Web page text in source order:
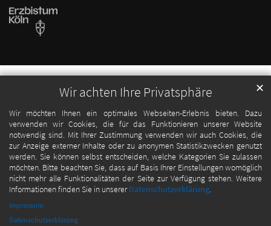
Wir achten Ihre Privatsphäre
Wir möchten Ihnen ein optimales Webseiten-Erlebnis bieten. Dazu
verwenden wir Cookies, die für das Funktionieren unserer Website
notwendig sind. Mit Ihrer Zustimmung verwenden wir auch Cookies, die
zur Anzeige externer Inhalte oder zu anonymen Statistikzwecken genutzt
werden. Sie können selbst entscheiden, welche Kategorien Sie zulassen
möchten. Bitte beachten Sie, dass auf Basis Ihrer Einstellungen womöglich
nicht mehr alle Funktionalitäten der Seite zur Verfügung stehen. Weitere
Informationen finden Sie in unsererDatenschutzerklärung.
✕
Impressum
Datenschutzerklärung